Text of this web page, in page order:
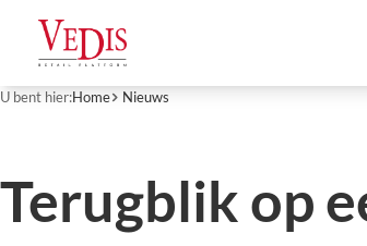
U bent hier:Home Nieuws
Terugblik op